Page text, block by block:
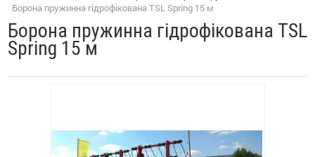
Борона пружинна гідрофікована TSL Spring 15 м
Борона пружинна гідрофікована TSL
Spring 15 м